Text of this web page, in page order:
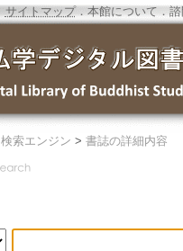
サイトマップ．本館について ．
検索エンジン > 書誌の詳細内容